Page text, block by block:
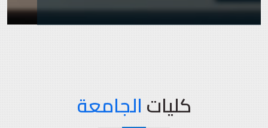
كلياتالجامعة